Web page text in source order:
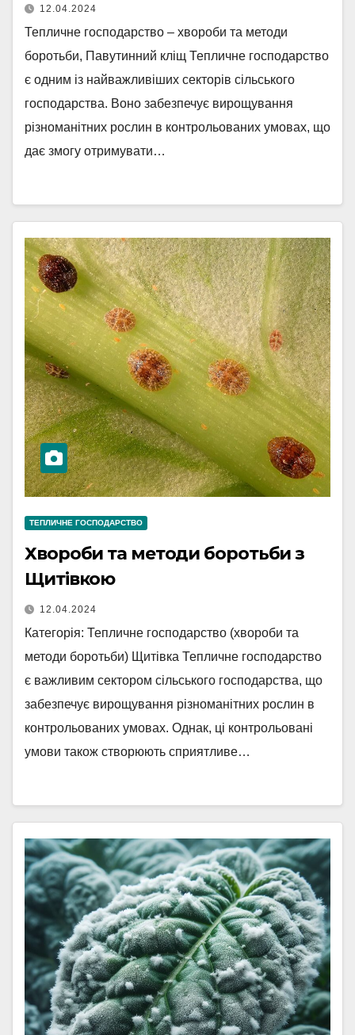
12.04.2024
Тепличне господарство – хвороби та методи
боротьби, Павутинний кліщ Тепличне господарство
є одним із найважливіших секторів сільського
господарства. Воно забезпечує вирощування
різноманітних рослин в контрольованих умовах, що
дає змогу отримувати…
ТЕПЛИЧНЕ ГОСПОДАРСТВО
Хвороби та методи боротьби з
Щитівкою
12.04.2024
Категорія: Тепличне господарство (хвороби та
методи боротьби) Щитівка Тепличне господарство
є важливим сектором сільського господарства, що
забезпечує вирощування різноманітних рослин в
контрольованих умовах. Однак, ці контрольовані
умови також створюють сприятливе…